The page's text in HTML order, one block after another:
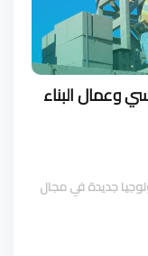
وعمال البناء
جديدة في مجال